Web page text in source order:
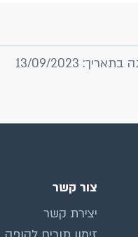
13/09/2023
צור קשר
יצירת קשר